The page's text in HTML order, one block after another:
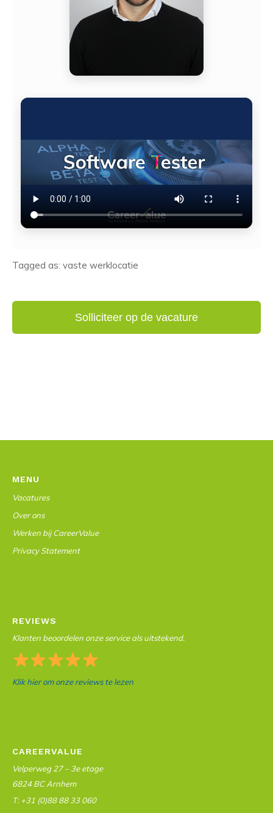
Tagged as: vaste werklocatie
MENU
Vacatures
Over ons
Werken bij CareerValue
Privacy Statement
REVIEWS
Klanten beoordelen onze service als uitstekend.
Klik hier om onze reviews te lezen
CAREERVALUE
Velperweg 27 – 3e etage
6824 BC Arnhem
T: +31 (0)88 88 33 060